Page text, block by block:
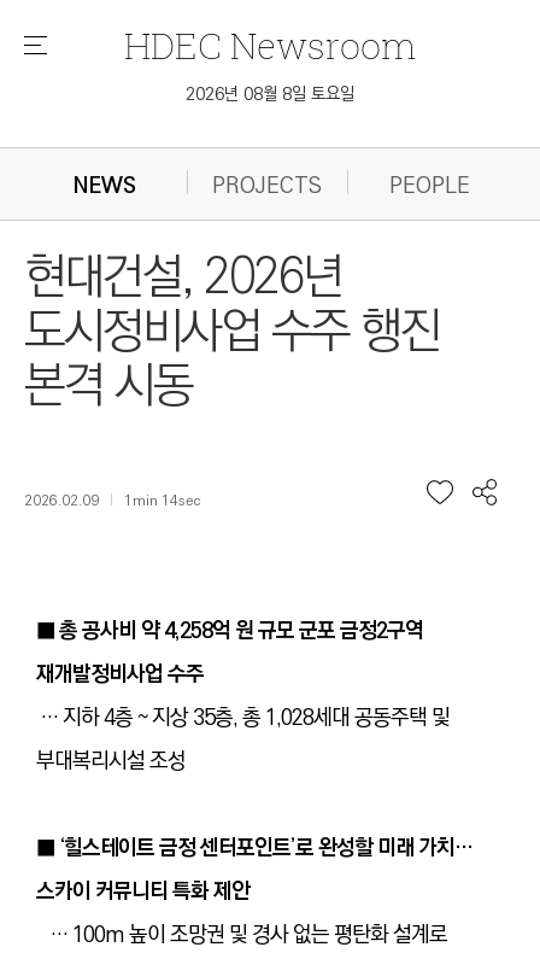
메
HDEC Newsroom
2026년 08월 8일 토요일
NEWS PROJECTS PEOPLE
현대건설, 2026년
도시정비사업 수주 행진
본격 시동
2026.02.09 1min 14sec
■ 총 공사비 약 4,258억 원 규모 군포 금정2구역
재개발정비사업 수주
… 지하 4층 ~ 지상 35층, 총 1,028세대 공동주택 및
부대복리시설 조성
■ ‘힐스테이트 금정 센터포인트’로 완성할 미래 가치…
스카이 커뮤니티 특화 제안
… 100m 높이 조망권 및 경사 없는 평탄화 설계로